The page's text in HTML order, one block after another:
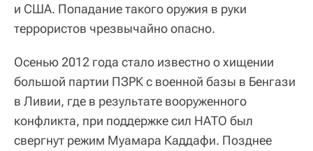
и США. Попадание такого оружия в руки
террористов чрезвычайно опасно.
Осенью 2012 года стало известно о хищении
большой партии ПЗРК с военной базы в Бенгази
в Ливии, где в результате вооруженного
конфликта, при поддержке сил НАТО был
свергнут режим Муамара Каддафи. Позднее